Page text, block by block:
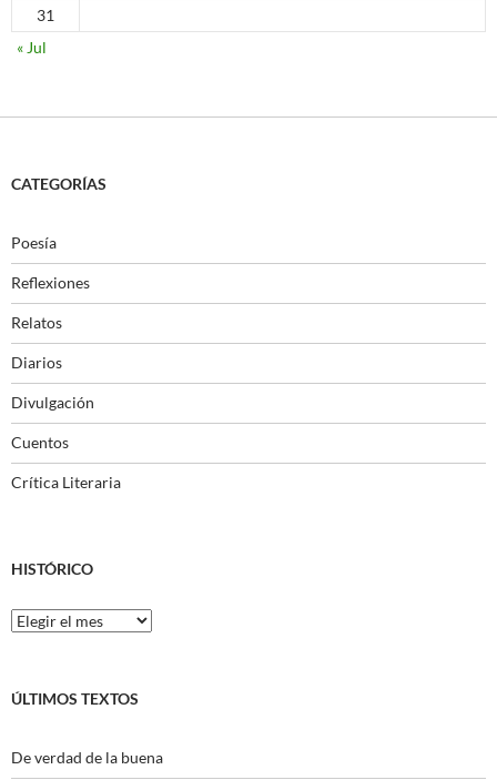
31
« Jul
CATEGORÍAS
Poesía
Reflexiones
Relatos
Diarios
Divulgación
Cuentos
Crítica Literaria
HISTÓRICO
Histórico
ÚLTIMOS TEXTOS
De verdad de la buena